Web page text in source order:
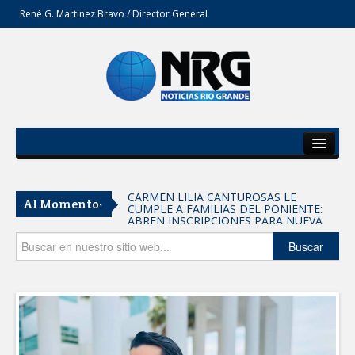
René G. Martínez Bravo / Director General
Del Estado
Secciones
Opinión
Al Momento- CARMEN LILIA CANTUROSAS LE
CUMPLE A FAMILIAS DEL PONIENTE:
ABREN INSCRIPCIONES PARA NUEVA
PRIMARIA EN EL PROGRESO
Entrega SEBIEN paquetes alimentarios
en Tampico
FORTALECE IMJUVE SALUD MENTAL DE
JÓVENES CON TERAPIAS PSICOLÓGICAS
GRATUITAS
Llama Carlos Peña Ortiz a realizar
investigación en tema de la refinería
Buscar